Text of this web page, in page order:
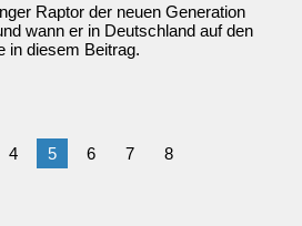
Raptor der neuen Generation
wann er in Deutschland auf den
in diesem Beitrag.
4 5 6 7 8